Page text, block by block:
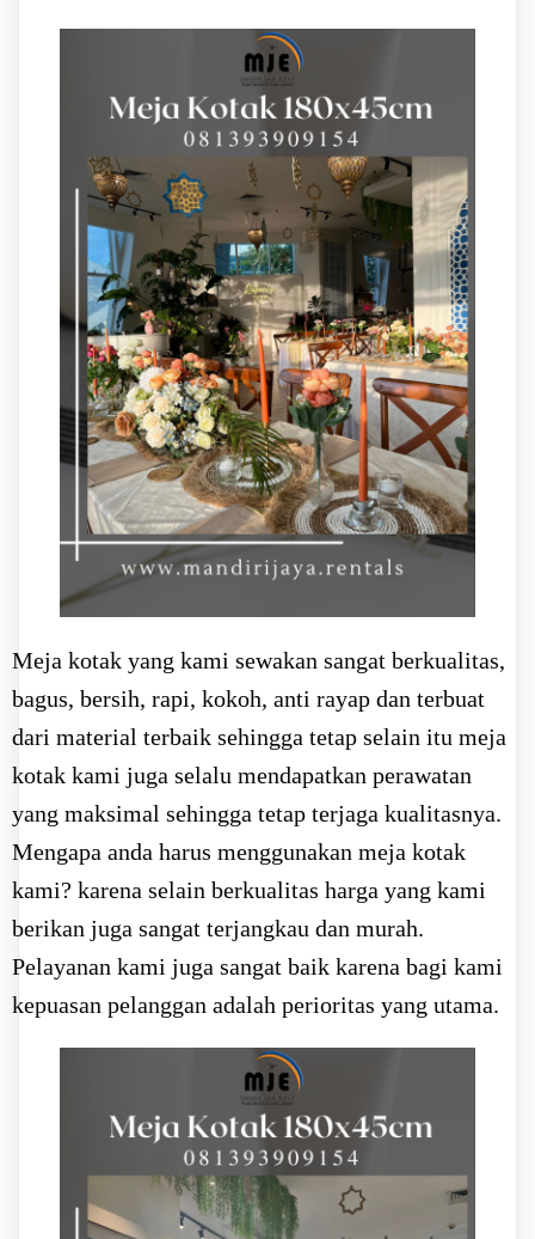
Meja kotak yang kami sewakan sangat berkualitas,
bagus, bersih, rapi, kokoh, anti rayap dan terbuat
dari material terbaik sehingga tetap selain itu meja
kotak kami juga selalu mendapatkan perawatan
yang maksimal sehingga tetap terjaga kualitasnya.
Mengapa anda harus menggunakan meja kotak
kami? karena selain berkualitas harga yang kami
berikan juga sangat terjangkau dan murah.
Pelayanan kami juga sangat baik karena bagi kami
kepuasan pelanggan adalah perioritas yang utama.